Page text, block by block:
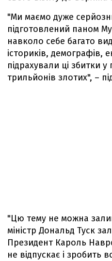
"Ми маємо дуже
підготовлений паном
навколо себе багато
істориків, демографів,
підрахували ці збитки у
трильйонів злотих", –
"Цю тему не можна
міністр Дональд Туск
Президент Кароль
не відпускає і зробить